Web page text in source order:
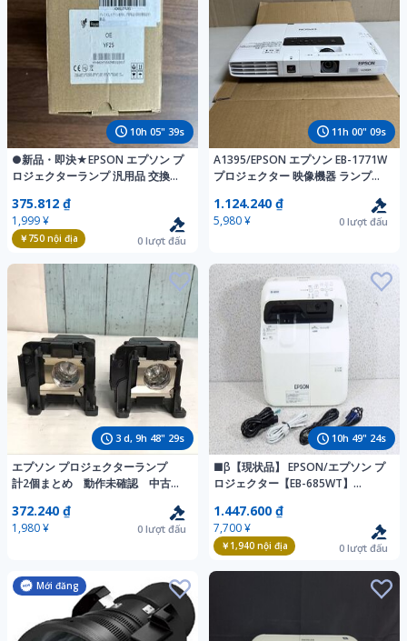
10h 05" 38s
●新品・即決★EPSON エプソン プ
ロジェクターランプ 汎用品 交換用
375.812 ₫
1,999 ¥
￥750nội địa 0 lượt đấu
11h 00" 08s
A1395/EPSON エプソン EB-1771W
プロジェクター 映像機器 ランプ使
1.124.240 ₫
5,980 ¥ 0 lượt đấu
3 d, 9h 48" 28s
エプソン プロジェクターランプ
計2個まとめ 動作未確認 中古現
372.240 ₫
1,980 ¥ 0 lượt đấu
10h 49" 23s
■β【現状品】 EPSON/エプソン プ
ロジェクター【EB-685WT】
高 1180 h 明るさ：低 15h）
【0601-01】
1.447.600 ₫
7,700 ¥
￥1,940nội địa 0 lượt đấu
Mới đăng